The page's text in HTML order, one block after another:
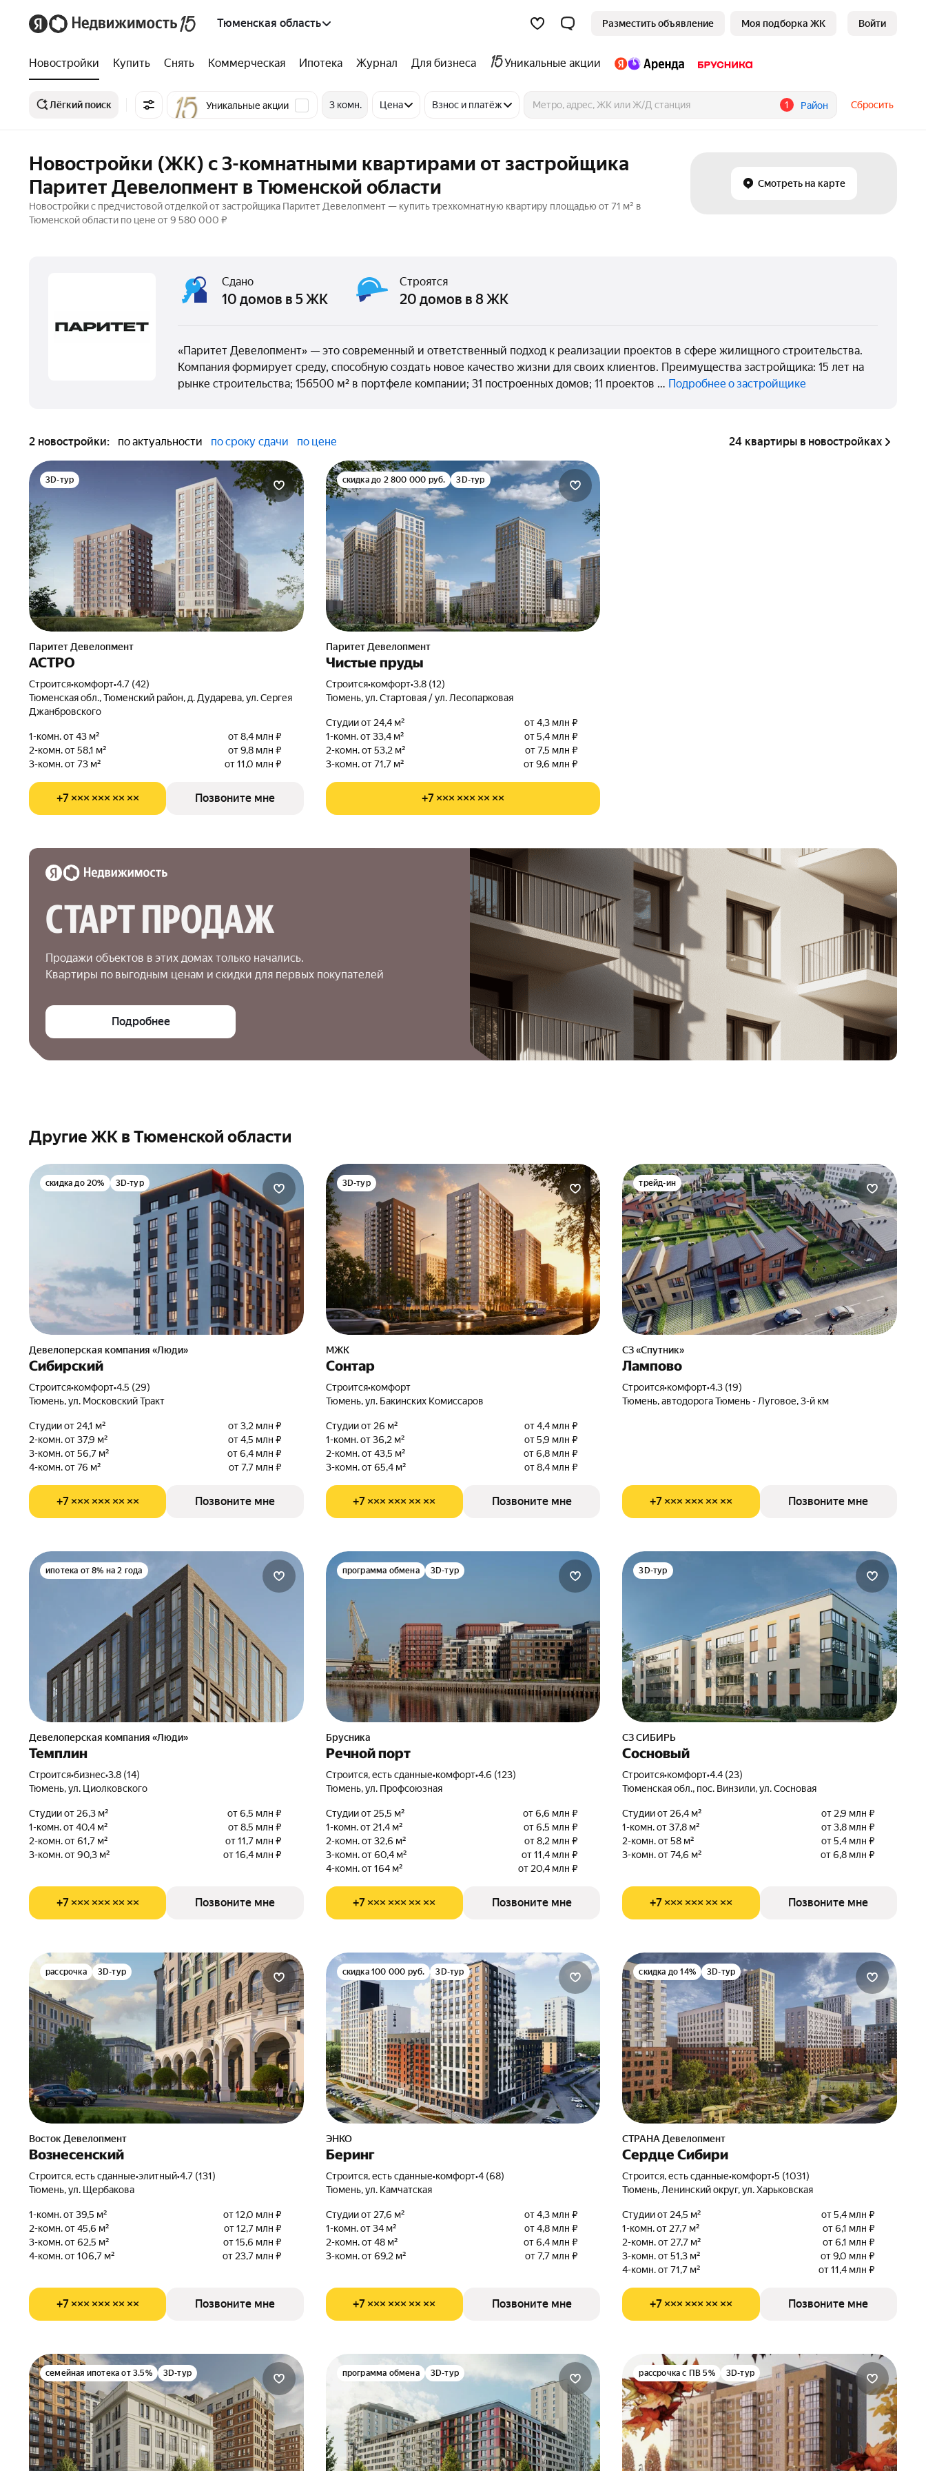
Тюменская область Разместить объявление Моя подборка ЖК Войти
Новостройки Купить Снять Коммерческая Ипотека Журнал Для бизнеса Уникальные акции
Лёгкий поиск Уникальные акции 3 комн. Цена Взнос и платёж 1 Район Сбросить
Новостройки (ЖК) с 3-комнатными квартирами от застройщика
Паритет Девелопмент в Тюменской области
Новостройки с предчистовой отделкой от застройщика Паритет Девелопмент — купить трехкомнатную квартиру площадью от 71 м² в
Тюменской области по цене от 9 580 000 ₽
Смотреть на карте
Сдано
10 домов в 5 ЖК
Строятся
20 домов в 8 ЖК
«Паритет Девелопмент» — это современный и ответственный подход к реализации проектов в сфере жилищного строительства.
Компания формирует среду, способную создать новое качество жизни для своих клиентов. Преимущества застройщика: 15 лет на
рынке строительства; 156500 м² в портфеле компании; 31 построенных домов; 11 проектов … Подробнее о застройщике
2 новостройки: по актуальности по сроку сдачи по цене 24 квартиры в новостройках
3D-тур
Паритет Девелопмент
АСТРО
Строится•комфорт•4.7 (42)
Тюменская обл., Тюменский район, д. Дударева, ул. Сергея
Джанбровского
1-комн. от 43 м²
от 8,4 млн ₽
2-комн. от 58,1 м²
от 9,8 млн ₽
3-комн. от 73 м²
от 11,0 млн ₽
+7 ××× ××× ×× ×× Позвоните мне
скидка до 2 800 000 руб. 3D-тур
Паритет Девелопмент
Чистые пруды
Строится•комфорт•3.8 (12)
Тюмень, ул. Стартовая / ул. Лесопарковая
Студии от 24,4 м²
от 4,3 млн ₽
1-комн. от 33,4 м²
от 5,4 млн ₽
2-комн. от 53,2 м²
от 7,5 млн ₽
3-комн. от 71,7 м²
от 9,6 млн ₽
+7 ××× ××× ×× ××
СТАРТ ПРОДАЖ
Продажи объектов в этих домах только начались.
Квартиры по выгодным ценам и скидки для первых покупателей
Подробнее
Другие ЖК в Тюменской области
скидка до 20% 3D-тур
Девелоперская компания «Люди»
Сибирский
Строится•комфорт•4.5 (29)
Тюмень, ул. Московский Тракт
Студии от 24,1 м²
от 3,2 млн ₽
2-комн. от 37,9 м²
от 4,5 млн ₽
3-комн. от 56,7 м²
от 6,4 млн ₽
4-комн. от 76 м²
от 7,7 млн ₽
+7 ××× ××× ×× ×× Позвоните мне
3D-тур
МЖК
Сонтар
Строится•комфорт
Тюмень, ул. Бакинских Комиссаров
Студии от 26 м²
от 4,4 млн ₽
1-комн. от 36,2 м²
от 5,9 млн ₽
2-комн. от 43,5 м²
от 6,8 млн ₽
3-комн. от 65,4 м²
от 8,4 млн ₽
+7 ××× ××× ×× ×× Позвоните мне
трейд-ин
СЗ «Спутник»
Лампово
Строится•комфорт•4.3 (19)
Тюмень, автодорога Тюмень - Луговое, 3-й км
+7 ××× ××× ×× ×× Позвоните мне
ипотека от 8% на 2 года
Девелоперская компания «Люди»
Темплин
Строится•бизнес•3.8 (14)
Тюмень, ул. Циолковского
Студии от 26,3 м²
от 6,5 млн ₽
1-комн. от 40,4 м²
от 8,5 млн ₽
2-комн. от 61,7 м²
от 11,7 млн ₽
3-комн. от 90,3 м²
от 16,4 млн ₽
+7 ××× ××× ×× ×× Позвоните мне
программа обмена 3D-тур
Брусника
Речной порт
Строится, есть сданные•комфорт•4.6 (123)
Тюмень, ул. Профсоюзная
Студии от 25,5 м²
от 6,6 млн ₽
1-комн. от 21,4 м²
от 6,5 млн ₽
2-комн. от 32,6 м²
от 8,2 млн ₽
3-комн. от 60,4 м²
от 11,4 млн ₽
4-комн. от 164 м²
от 20,4 млн ₽
+7 ××× ××× ×× ×× Позвоните мне
3D-тур
СЗ СИБИРЬ
Сосновый
Строится•комфорт•4.4 (23)
Тюменская обл., пос. Винзили, ул. Сосновая
Студии от 26,4 м²
от 2,9 млн ₽
1-комн. от 37,8 м²
от 3,8 млн ₽
2-комн. от 58 м²
от 5,4 млн ₽
3-комн. от 74,6 м²
от 6,8 млн ₽
+7 ××× ××× ×× ×× Позвоните мне
рассрочка 3D-тур
Восток Девелопмент
Вознесенский
Строится, есть сданные•элитный•4.7 (131)
Тюмень, ул. Щербакова
1-комн. от 39,5 м²
от 12,0 млн ₽
2-комн. от 45,6 м²
от 12,7 млн ₽
3-комн. от 62,5 м²
от 15,6 млн ₽
4-комн. от 106,7 м²
от 23,7 млн ₽
+7 ××× ××× ×× ×× Позвоните мне
скидка 100 000 руб. 3D-тур
ЭНКО
Беринг
Строится, есть сданные•комфорт•4 (68)
Тюмень, ул. Камчатская
Студии от 27,6 м²
от 4,3 млн ₽
1-комн. от 34 м²
от 4,8 млн ₽
2-комн. от 48 м²
от 6,4 млн ₽
3-комн. от 69,2 м²
от 7,7 млн ₽
+7 ××× ××× ×× ×× Позвоните мне
скидка до 14% 3D-тур
СТРАНА Девелопмент
Сердце Сибири
Строится, есть сданные•комфорт•5 (1031)
Тюмень, Ленинский округ, ул. Харьковская
Студии от 24,5 м²
от 5,4 млн ₽
1-комн. от 27,7 м²
от 6,1 млн ₽
2-комн. от 27,7 м²
от 6,1 млн ₽
3-комн. от 51,3 м²
от 9,0 млн ₽
4-комн. от 71,7 м²
от 11,4 млн ₽
+7 ××× ××× ×× ×× Позвоните мне
семейная ипотека от 3.5% 3D-тур программа обмена 3D-тур рассрочка с ПВ 5% 3D-тур